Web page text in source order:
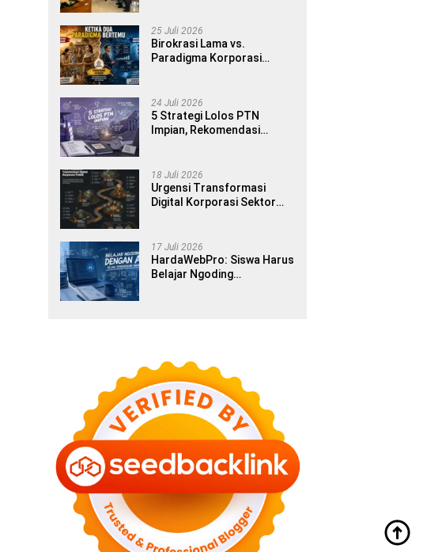
Empowerment
25 Juli 2026
Birokrasi Lama vs.
Paradigma Korporasi
24 Juli 2026
5 Strategi Lolos PTN
Impian, Rekomendasi
18 Juli 2026
Urgensi Transformasi
Digital Korporasi Sektor
17 Juli 2026
HardaWebPro: Siswa Harus
Belajar Ngoding